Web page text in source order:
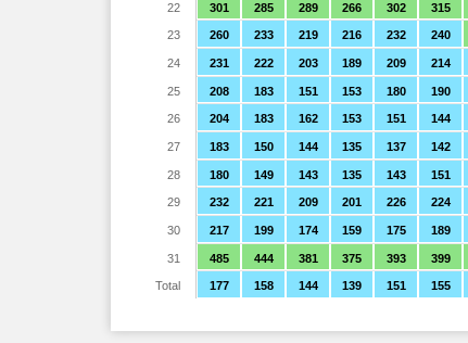
301 285 289 266 302 315
260 233 219 216 232 240
231 222 203 189 209 214
208 183 151 153 180 190
204 183 162 153 151 144
183 150 144 135 137 142
180 149 143 135 143 151
232 221 209 201 226 224
217 199 174 159 175 189
485 444 381 375 393 399
177 158 144 139 151 155
22
23
24
25
26
27
28
29
30
31
Total